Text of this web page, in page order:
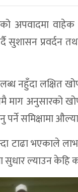
अपवादमा
प्रवर्दन
नहुँदा लक्षित
अनुसारको
समिक्षामा
टाढा भएकाले
ल्याउन केहि